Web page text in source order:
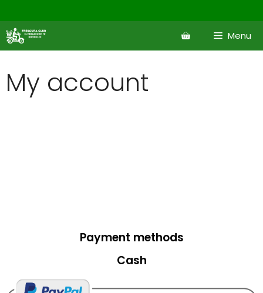
Menu
My account
Payment methods
Cash